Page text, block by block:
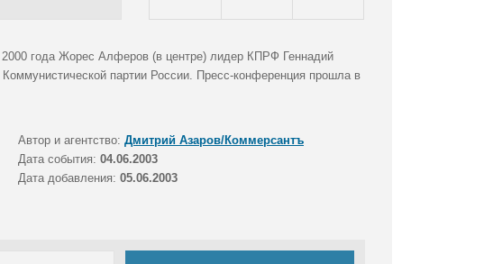
2000 года Жорес Алферов (в центре) лидер КПРФ Геннадий
партии России. Пресс-конференция прошла в
Автор и агентство: Дмитрий Азаров/Коммерсантъ
Дата события: 04.06.2003
Дата добавления: 05.06.2003